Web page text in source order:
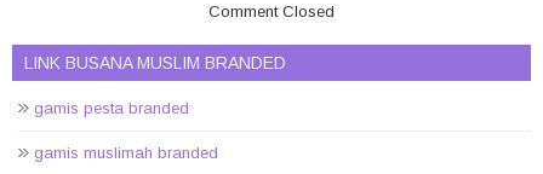
Comment Closed
LINK BUSANA MUSLIM BRANDED
gamis pesta branded
gamis muslimah branded